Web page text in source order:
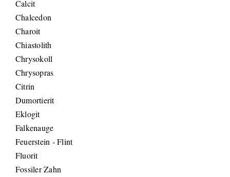
Calcit
Chalcedon
Charoit
Chiastolith
Chrysokoll
Chrysopras
Citrin
Dumortierit
Eklogit
Falkenauge
Feuerstein - Flint
Fluorit
Fossiler Zahn